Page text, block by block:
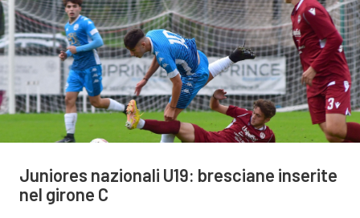
Juniores nazionali U19: bresciane inserite
nel girone C